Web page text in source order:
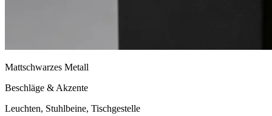
Mattschwarzes Metall
Beschläge & Akzente
Leuchten, Stuhlbeine, Tischgestelle